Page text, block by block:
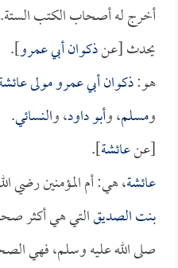
أخرج له أصحاب الكتب الستة.
يحدث [عنذكوان أبي عمرو].
هو:ذكوان أبي عمرو مولى
ومسلم، وأبو داود، والنسائي.
[عنعائشة].
عائشة، هي: أم المؤمنين رضي
بنت الصديقالتي هي أكثر
صلى الله عليه وسلم، فهي